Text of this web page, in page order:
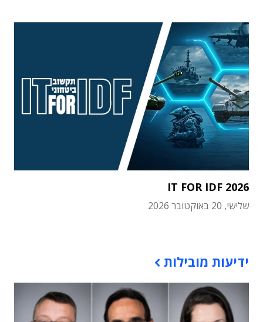
IT FOR IDF 2026
שלישי, 20 באוקטובר 2026
ידיעות מובילות